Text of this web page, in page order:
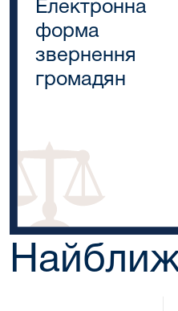
Електронна
форма
звернення
громадян